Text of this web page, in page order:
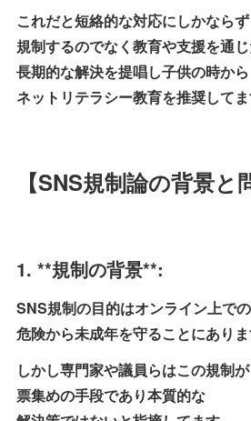
これだと短絡的な対応にしかならず
規制するのでなく教育や支援を通
長期的な解決を提唱し子供の時から
ネットリテラシー教育を推奨して
【SNS規制論の背景と
1. **規制の背景**:
SNS規制の目的はオンライン上での
危険から未成年を守ることにあり
しかし専門家や議員らはこの規制が
票集めの手段であり本質的な